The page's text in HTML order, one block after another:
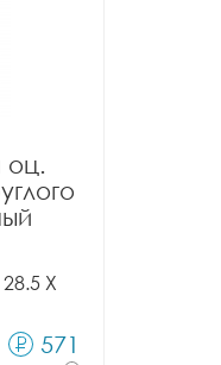
оц.
X
571